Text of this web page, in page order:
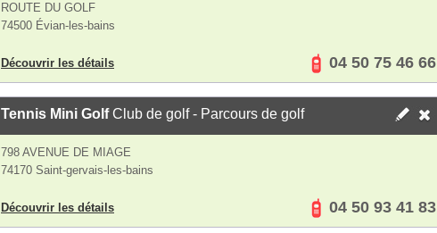
ROUTE DU GOLF
74500 Évian-les-bains
Découvrir les détails 04 50 75 46 66
Tennis Mini GolfClub de golf - Parcours de golf
798 AVENUE DE MIAGE
74170 Saint-gervais-les-bains
Découvrir les détails 04 50 93 41 83